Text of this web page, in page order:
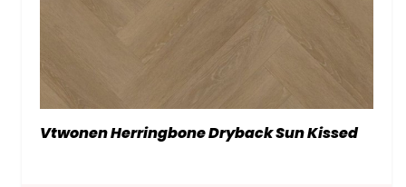
Vtwonen Herringbone Dryback Sun Kissed